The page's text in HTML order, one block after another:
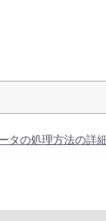
タの処理方法の詳